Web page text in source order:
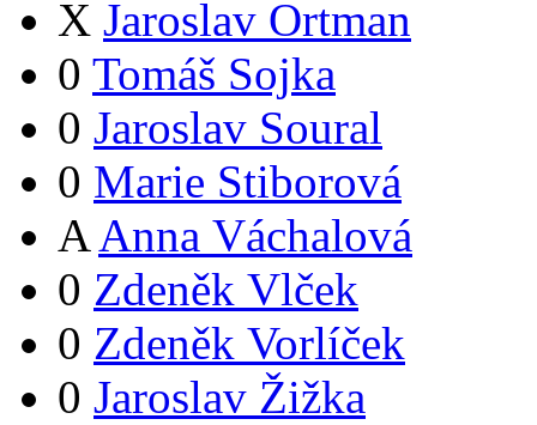
X Jaroslav Ortman
0 Tomáš Sojka
0 Jaroslav Soural
0 Marie Stiborová
A Anna Váchalová
0 Zdeněk Vlček
0 Zdeněk Vorlíček
0 Jaroslav Žižka